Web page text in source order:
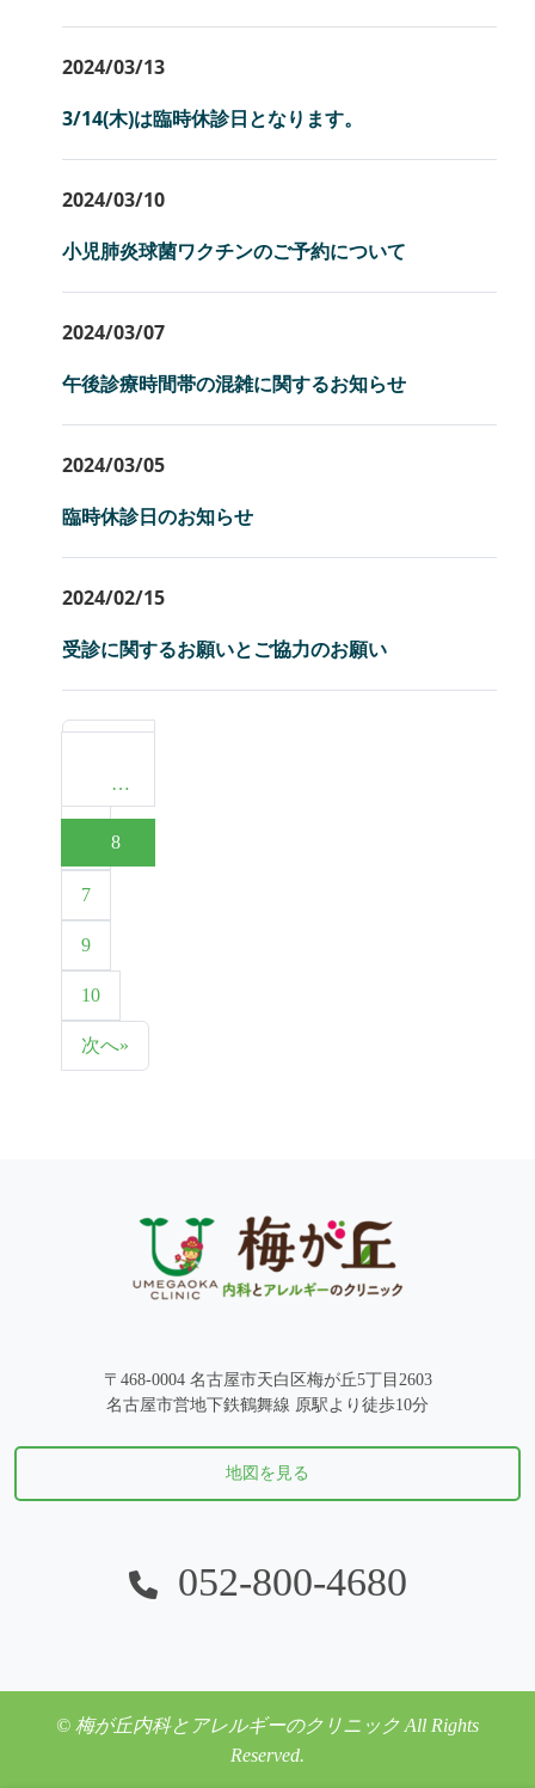
2024/03/13
3/14(木)は臨時休診日となります。
2024/03/10
小児肺炎球菌ワクチンのご予約について
2024/03/07
午後診療時間帯の混雑に関するお知らせ
2024/03/05
臨時休診日のお知らせ
2024/02/15
受診に関するお願いとご協力のお願い
…
7
8
9
10
次へ»
〒468-0004 名古屋市天白区梅が丘5丁目2603
名古屋市営地下鉄鶴舞線 原駅より徒歩10分
地図を見る
052-800-4680
© 梅が丘内科とアレルギーのクリニック All Rights
Reserved.